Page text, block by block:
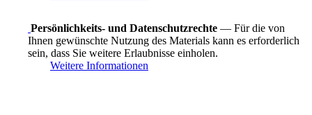
Persönlichkeits- und Datenschutzrechte — Für die von
Ihnen gewünschte Nutzung des Materials kann es erforderlich
sein, dass Sie weitere Erlaubnisse einholen.
Weitere Informationen